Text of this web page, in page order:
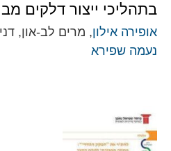
בתהליכי ייצור דלקים
אופירה אילון, מרים לב-און,
נעמה שפירא